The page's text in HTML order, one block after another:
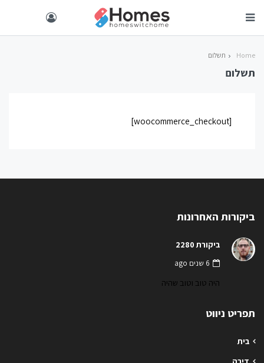
Home תשלום
תשלום
[woocommerce_checkout]
ביקורות האחרונות
ביקורת 2280
6 שנים ago
היה טוב וטוב שהיה
תפריט ניווט
בית